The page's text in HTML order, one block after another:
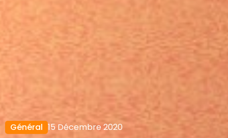
Général 15 Décembre 2020